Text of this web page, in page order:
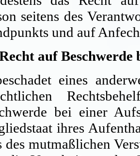
seitens des
und auf
auf
eines
bei einer
ihres
des mutmaßlichen